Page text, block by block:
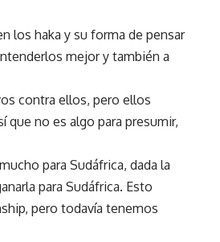
los haka y su forma de pensar
mejor y también a
contra ellos, pero ellos
que no es algo para presumir,
para Sudáfrica, dada la
para Sudáfrica. Esto
pero todavía tenemos